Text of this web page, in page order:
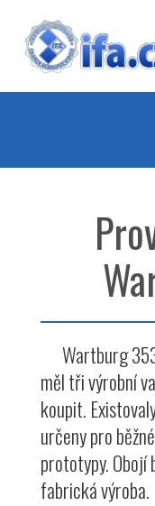
BARVY
Wartburg
měl tři výrobní
koupit.
určeny pro
prototypy. Obojí
fabrická výroba.